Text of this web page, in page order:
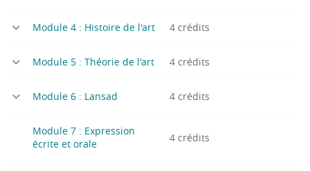
Module 4 : Histoire de l'art 4 crédits
Module 5 : Théorie de l'art 4 crédits
Module 6 : Lansad 4 crédits
Module 7 : Expression
écrite et orale
4 crédits